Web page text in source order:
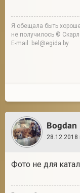
Я обещала быть
не получилось ©
E-mail: bel@egida.by
Bogdan
28.12.2018
Фото не для